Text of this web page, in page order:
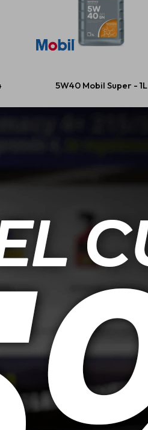
5W40 Mobil Super - 1L
20W50 Mobil Moto 1L
USD 14,00